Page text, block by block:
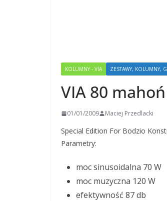
KOLUMNY - VIA ZESTAWY, KOLUMNY,
VIA 80 mahoń
01/01/2009 Maciej Przedlacki
Special Edition For Bodzio
Parametry:
moc sinusoidalna 70 W
moc muzyczna 120 W
efektywność 87 db